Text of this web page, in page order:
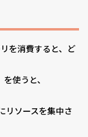
を消費すると、ど
使うと、
リソースを集中さ